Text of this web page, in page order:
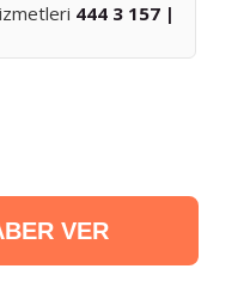
444 3 157 |
VER